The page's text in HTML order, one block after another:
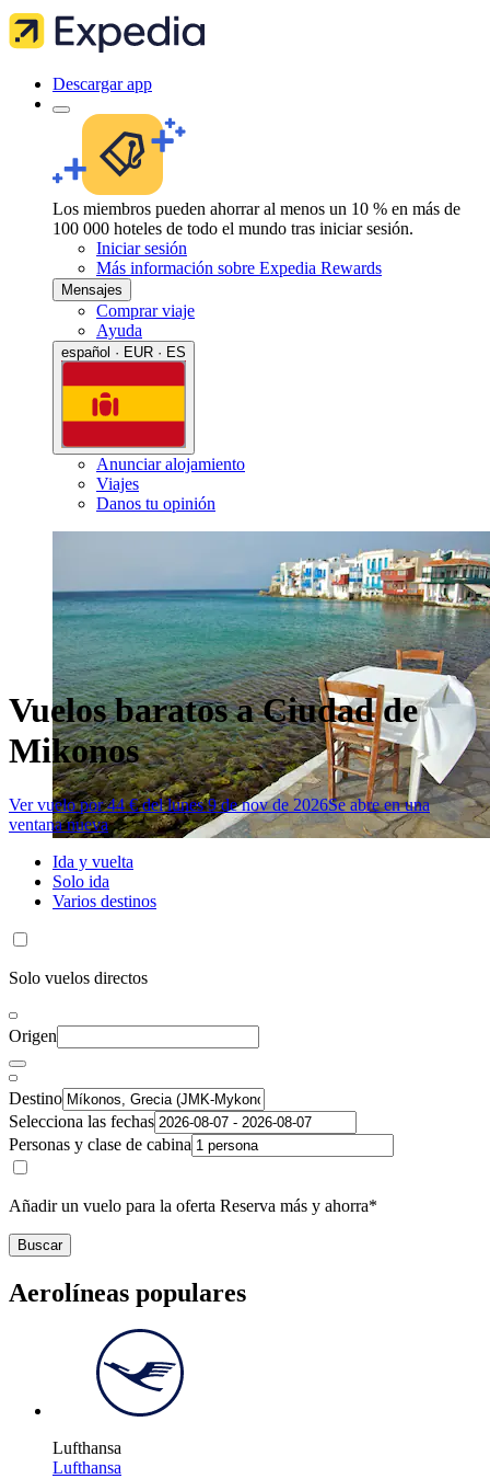
Descargar app
Los miembros pueden ahorrar al menos un 10 % en más de
100 000 hoteles de todo el mundo tras iniciar sesión.
Iniciar sesión
Más información sobre Expedia Rewards
Mensajes
Comprar viaje
Ayuda
español · EUR · ES
Anunciar alojamiento
Viajes
Danos tu opinión
Vuelos baratos a Ciudad de
Mikonos
Ver vuelo por 44 € del lunes 9 de nov de 2026Se abre en una
ventana nueva
Ida y vuelta
Solo ida
Varios destinos
Solo vuelos directos
Origen
Destino
Selecciona las fechas
Personas y clase de cabina
Añadir un vuelo para la oferta Reserva más y ahorra*
Buscar
Aerolíneas populares
Lufthansa
Lufthansa